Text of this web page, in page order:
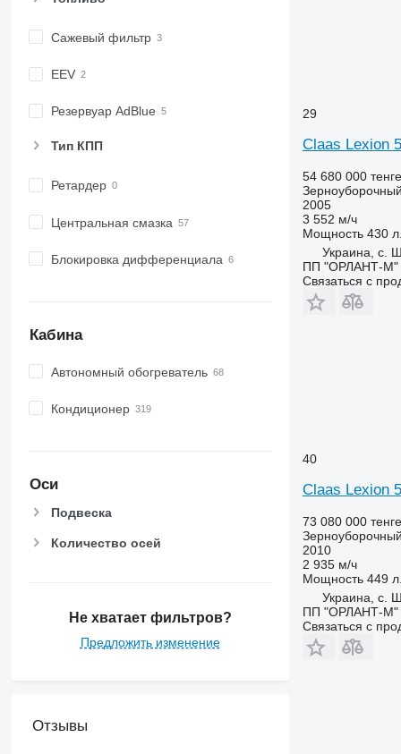
Сажевый фильтр
EEV
Резервуар AdBlue
Тип КПП
Ретардер
Центральная смазка
Блокировка дифференциала
Кабина
Автономный обогреватель
Кондиционер
Оси
Подвеска
Количество осей
Не хватает фильтров?
Предложить изменение
Отзывы
29
Claas Lexion
54 680 000 тенге
2005
3 552 м/ч
Мощность 430
Украина, с.
ПП "ОРЛАНТ-М"
Связаться с
40
Claas Lexion
73 080 000 тенге
2010
2 935 м/ч
Мощность 449
Украина, с.
ПП "ОРЛАНТ-М"
Связаться с